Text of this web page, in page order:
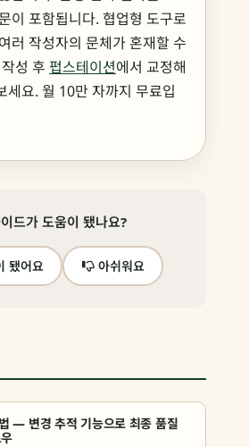
이 포함됩니다. 협업형 도구로
러 작성자의 문체가 혼재할 수
성 후 펍스테이션에서 교정해
세요. 월 10만 자까지 무료입
드가 도움이 됐나요?
됐어요 아쉬워요
— 변경 추적 기능으로 최종 품질